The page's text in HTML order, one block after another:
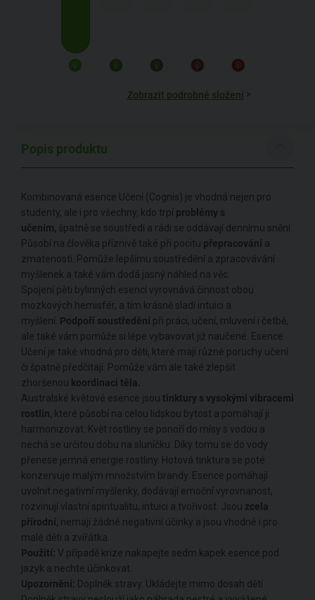
Zobrazit podrobné složení >
Popis produktu
Kombinovaná esence Učení (Cognis) je vhodná nejen pro
studenty, ale i pro všechny, kdo trpí problémy s
učením, špatně se soustředí a rádi se oddávají dennímu snění.
Působí na člověka příznivě také při pocitu přepracování a
zmatenosti. Pomůže lepšímu soustředění a zpracovávání
myšlenek a také vám dodá jasný náhled na věc.
Spojení pěti bylinných esencí vyrovnává činnost obou
mozkových hemisfér, a tím krásně sladí intuici a
myšlení. Podpoří soustředění při práci, učení, mluvení i četbě,
ale také vám pomůže si lépe vybavovat již naučené. Esence
Učení je také vhodná pro děti, které mají různé poruchy učení
či špatně předčítají. Pomůže vám ale také zlepšit
zhoršenou koordinaci těla.
Australské květové esence jsou tinktury s vysokými vibracemi
rostlin, které působí na celou lidskou bytost a pomáhají ji
harmonizovat. Květ rostliny se ponoří do mísy s vodou a
nechá se určitou dobu na sluníčku. Díky tomu se do vody
přenese jemná energie rostliny. Hotová tinktura se poté
konzervuje malým množstvím brandy. Esence pomáhají
uvolnit negativní myšlenky, dodávají emoční vyrovnanost,
rozvinují vlastní spiritualitu, intuici a tvořivost. Jsou zcela
přírodní, nemají žádné negativní účinky a jsou vhodné i pro
malé děti a zvířátka.
Použití: V případě krize nakapejte sedm kapek esence pod
jazyk a nechte účinkovat.
Upozornění: Doplněk stravy. Ukládejte mimo dosah dětí.